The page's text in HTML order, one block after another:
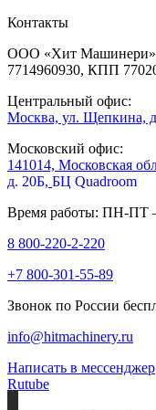
Контакты
ООО «Хит
7714960930, КПП
Центральный офис:
Москва, ул. Щепкина,
Московский офис:
141014, Московская
д. 20Б, БЦ Quadroom
Время работы: ПН-ПТ
8 800-220-2-220
+7 800-301-55-89
Звонок по России
info@hitmachinery.ru
Написать в мессенджер
Rutube